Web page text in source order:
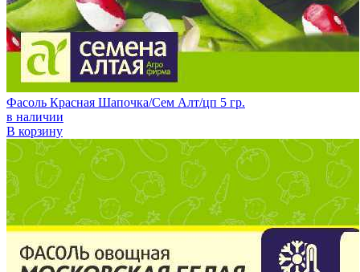
Фасоль Красная Шапочка/Сем Алт/цп 5 гр.
в наличии
В корзину